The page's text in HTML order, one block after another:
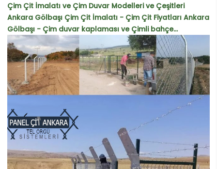
Çim Çit İmalatı ve Çim Duvar Modelleri ve Çeşitleri
Ankara Gölbaşı Çim Çit İmalatı - Çim Çit Fiyatları Ankara
Gölbaşı - Çim duvar kaplaması ve Çimli bahçe...